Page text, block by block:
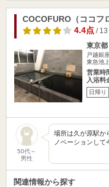
COCOFURO（ココフ
4.4点/ 13
東京
戸越銀
東急池
営業時
入浴料
日帰り
50代～
男性
場所は久が原駅
ノベーションし
関連情報から探す